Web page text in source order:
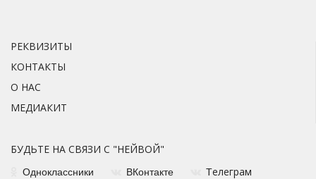
РЕКВИЗИТЫ
КОНТАКТЫ
О НАС
МЕДИАКИТ
БУДЬТЕ НА СВЯЗИ С "НЕЙВОЙ"
Одноклассники ВКонтакте Телеграм